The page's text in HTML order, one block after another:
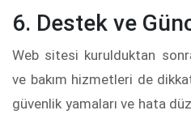
6. Destek ve
Web sitesi kurulduktan
ve bakım hizmetleri de
güvenlik yamaları ve hata